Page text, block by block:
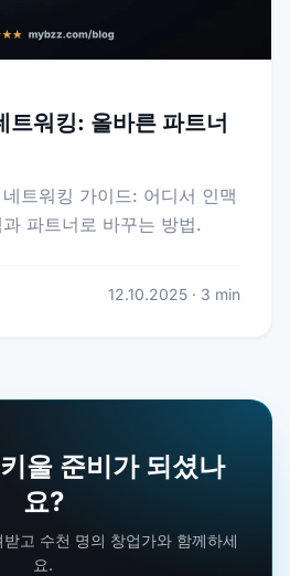
트워킹: 올바른 파트너
트워킹 가이드: 어디서 인맥
파트너로 바꾸는 방법.
12.10.2025 · 3 min
울 준비가 되셨나
요?
고 수천 명의 창업가와 함께하세
요.